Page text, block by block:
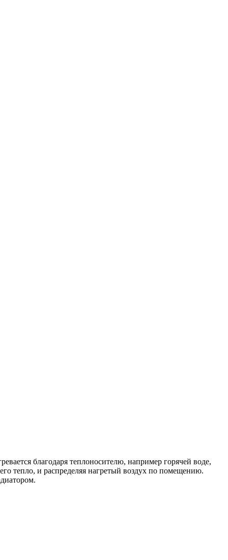
благодаря теплоносителю, например горячей воде,
тепло, и распределяя нагретый воздух по помещению.